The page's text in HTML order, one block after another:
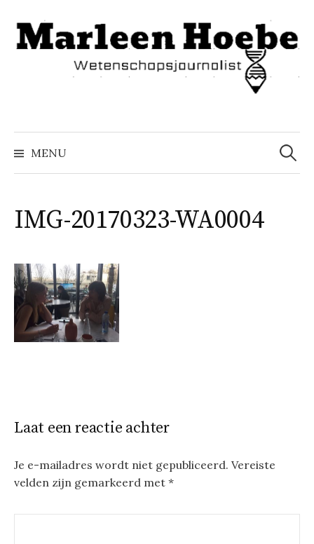
inhoud
springen
MENU
Zoeken
naar:
IMG-20170323-WA0004
Laat een reactie achter
Je e-mailadres wordt niet gepubliceerd. Vereiste
velden zijn gemarkeerd met *